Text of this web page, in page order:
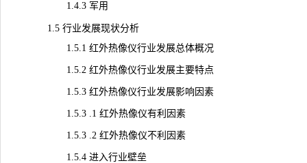
1.4.3 军用
1.5 行业发展现状分析
1.5.1 红外热像仪行业发展总体概况
1.5.2 红外热像仪行业发展主要特点
1.5.3 红外热像仪行业发展影响因素
1.5.3 .1 红外热像仪有利因素
1.5.3 .2 红外热像仪不利因素
1.5.4 进入行业壁垒